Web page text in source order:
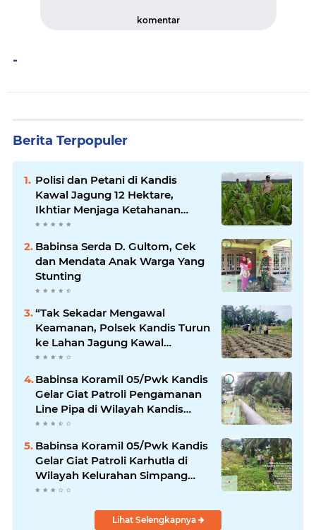
komentar
-
Berita Terpopuler
Polisi dan Petani di Kandis
Kawal Jagung 12 Hektare,
Ikhtiar Menjaga Ketahanan
Pangan
Babinsa Serda D. Gultom, Cek
dan Mendata Anak Warga Yang
Stunting
“Tak Sekadar Mengawal
Keamanan, Polsek Kandis Turun
ke Lahan Jagung Kawal
Ketahanan Pangan
Babinsa Koramil 05/Pwk Kandis
Gelar Giat Patroli Pengamanan
Line Pipa di Wilayah Kandis
Kandis
Babinsa Koramil 05/Pwk Kandis
Gelar Giat Patroli Karhutla di
Wilayah Kelurahan Simpang
Belutu
Lihat Selengkapnya